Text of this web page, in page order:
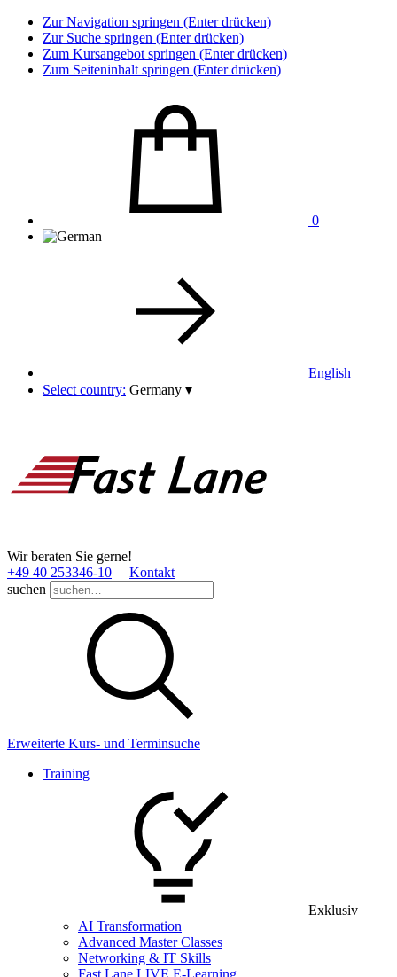
Zur Navigation springen (Enter drücken)
Zur Suche springen (Enter drücken)
Zum Kursangebot springen (Enter drücken)
Zum Seiteninhalt springen (Enter drücken)
0
English
Select country: Germany ▾
Wir beraten Sie gerne!
+49 40 253346­-10
Kontakt
suchen
Erweiterte Kurs- und Terminsuche
Training
Exklusiv
AI Transformation
Advanced Master Classes
Networking & IT Skills
Fast Lane LIVE E-Learning